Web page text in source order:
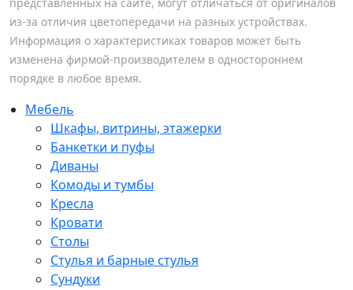
из-за отличия цветопередачи на разных устройствах.
Информация о характеристиках товаров может быть
изменена фирмой-производителем в одностороннем
порядке в любое время.
Мебель
Шкафы, витрины, этажерки
Банкетки и пуфы
Диваны
Комоды и тумбы
Кресла
Кровати
Столы
Стулья и барные стулья
Сундуки